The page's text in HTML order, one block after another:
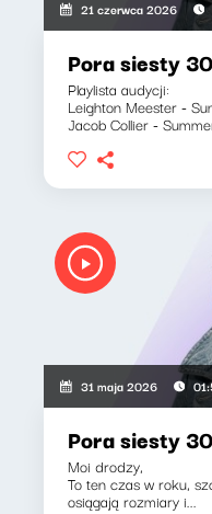
21 czerwca 2026
Pora siesty
Playlista audycji:
Leighton Meester -
Jacob Collier -
31 maja 2026
Pora siesty
Moi drodzy,
To ten czas w roku,
osiągają rozmiary i...